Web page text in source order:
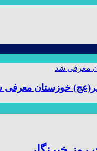
خوزستان معرفی